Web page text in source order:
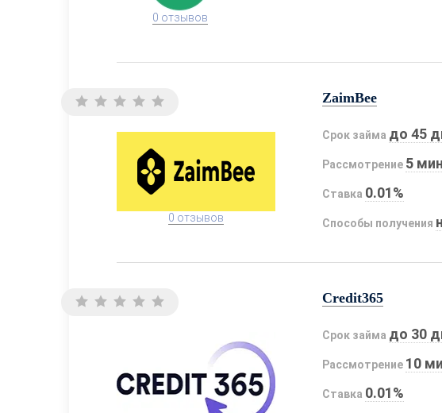
0 отзывов
0 отзывов
ZaimBee
Срок займа до 45
Рассмотрение 5
Ставка 0.01%
Способы получения
Credit365
Срок займа до 30
Рассмотрение 10
Ставка 0.01%